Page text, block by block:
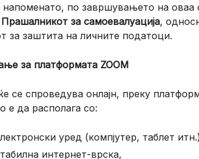
по завршувањето на оваа
Прашалникот за самоевалуација,
за заштита на личните податоци.
за платформата ZOOM
се спроведува онлајн, преку
е да располага со:
уред (компјутер, таблет
интернет-врска,